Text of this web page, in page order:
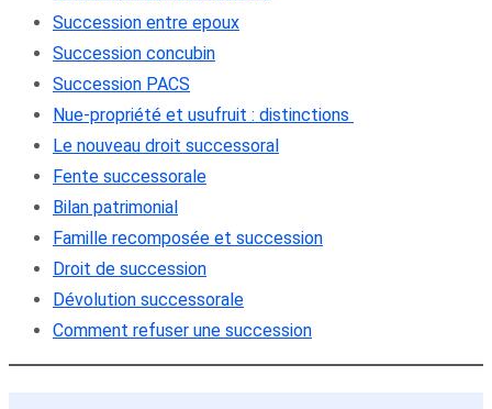
Succession entre epoux
Succession concubin
Succession PACS
Nue-propriété et usufruit : distinctions
Le nouveau droit successoral
Fente successorale
Bilan patrimonial
Famille recomposée et succession
Droit de succession
Dévolution successorale
Comment refuser une succession